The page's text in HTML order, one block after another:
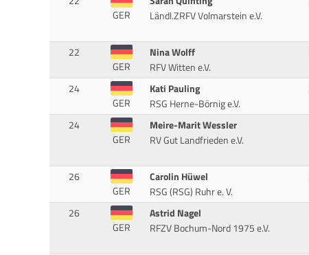
GER
Ländl.ZRFV Volmarstein e.V.
22
GER
Nina Wolff
RFV Witten e.V.
24
GER
Kati Pauling
RSG Herne-Börnig e.V.
24
GER
Meire-Marit Wessler
RV Gut Landfrieden e.V.
26
GER
Carolin Hüwel
RSG (RSG) Ruhr e. V.
26
GER
Astrid Nagel
RFZV Bochum-Nord 1975 e.V.